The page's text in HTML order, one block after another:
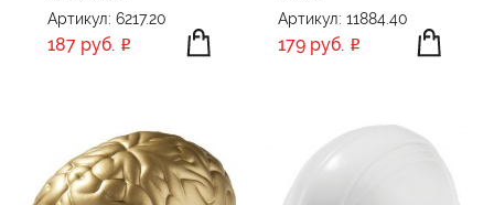
Артикул: 6217.20
187 руб.
Артикул: 11884.40
179 руб.